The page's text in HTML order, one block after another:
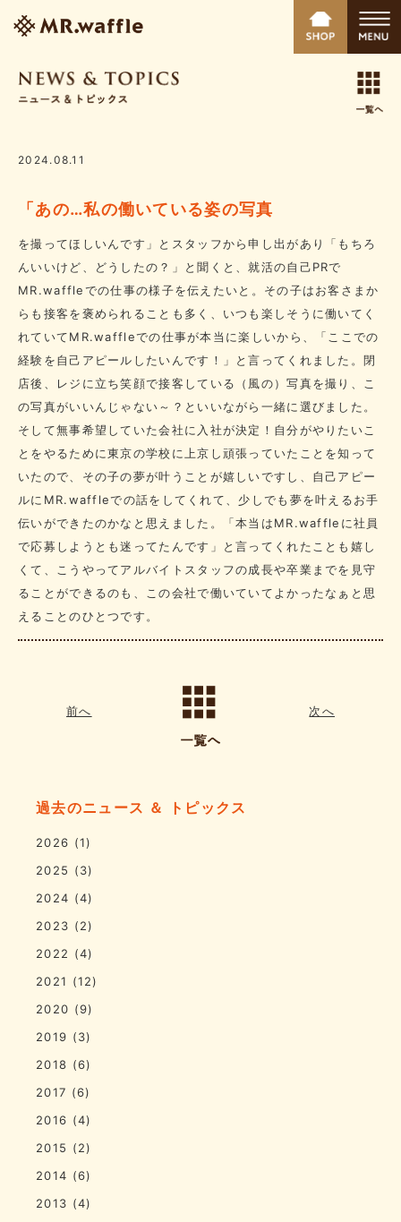
2024.08.11
「あの…私の働いている姿の写真
を撮ってほしいんです」とスタッフから申し出があり「もちろ
んいいけど、どうしたの？」と聞くと、就活の自己PRで
MR.waffleでの仕事の様子を伝えたいと。その子はお客さまか
らも接客を褒められることも多く、いつも楽しそうに働いてく
れていてMR.waffleでの仕事が本当に楽しいから、「ここでの
経験を自己アピールしたいんです！」と言ってくれました。閉
店後、レジに立ち笑顔で接客している（風の）写真を撮り、こ
の写真がいいんじゃない～？といいながら一緒に選びました。
そして無事希望していた会社に入社が決定！自分がやりたいこ
とをやるために東京の学校に上京し頑張っていたことを知って
いたので、その子の夢が叶うことが嬉しいですし、自己アピー
ルにMR.waffleでの話をしてくれて、少しでも夢を叶えるお手
伝いができたのかなと思えました。「本当はMR.waffleに社員
で応募しようとも迷ってたんです」と言ってくれたことも嬉し
くて、こうやってアルバイトスタッフの成長や卒業までを見守
ることができるのも、この会社で働いていてよかったなぁと思
えることのひとつです。
前へ 次へ
過去のニュース ＆ トピックス
2026 (1)
2025 (3)
2024 (4)
2023 (2)
2022 (4)
2021 (12)
2020 (9)
2019 (3)
2018 (6)
2017 (6)
2016 (4)
2015 (2)
2014 (6)
2013 (4)